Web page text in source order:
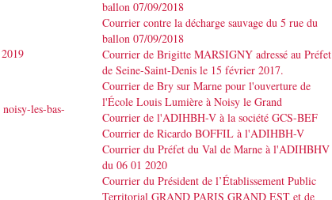
noisy-les-bas-
ballon 07/09/2018
Courrier contre la décharge sauvage du 5 rue du
ballon 07/09/2018
Courrier de Brigitte MARSIGNY adressé au Préfet
de Seine-Saint-Denis le 15 février 2017.
Courrier de Bry sur Marne pour l'ouverture de
l'École Louis Lumière à Noisy le Grand
Courrier de l'ADIHBH-V à la société GCS-BEF
Courrier de Ricardo BOFFIL à l'ADIHBH-V
Courrier du Préfet du Val de Marne à l'ADIHBHV
du 06 01 2020
Courrier du Président de l’Établissement Public
Territorial GRAND PARIS GRAND EST et de